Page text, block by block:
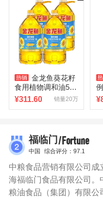
油生产商之一。金龙鱼
了食用油、大米、面粉
餐饮粮油等八大领域，
下，都已成为每一个专
费者的健康餐桌提供了
8种植物油按科学配方调
脂肪酸的要求，口味好，
金龙鱼葵花籽
食用植物调和油5L*
4桶整箱装
¥311.60 销量20万 ¥
福临门/Fortune
中国 综合评分：97.1
中粮食品营销有限公司成
海福临门食品有限公司。
粮油食品（集团）有限公